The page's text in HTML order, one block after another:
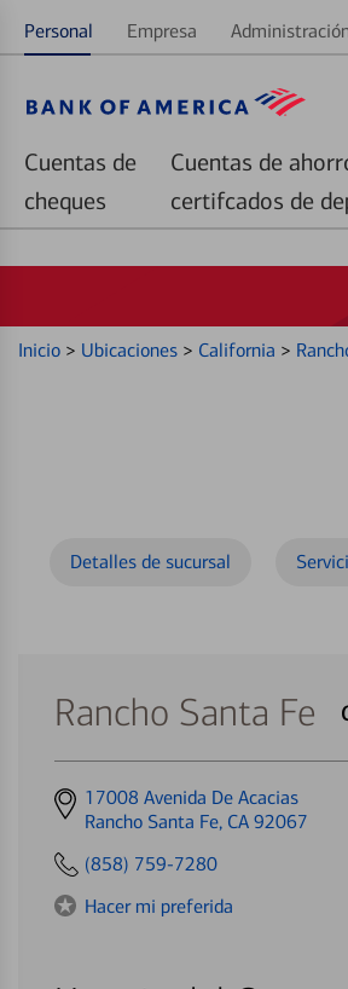
Personal Empresa
Cuentas de
cheques
Cuentas de
certifcados de
Inicio > Ubicaciones > California >
Detalles de sucursal
Rancho Santa Fe
Get
directions
17008 Avenida De Acacias
Rancho Santa Fe, CA 92067
(858) 759-7280
Hacer mi preferida